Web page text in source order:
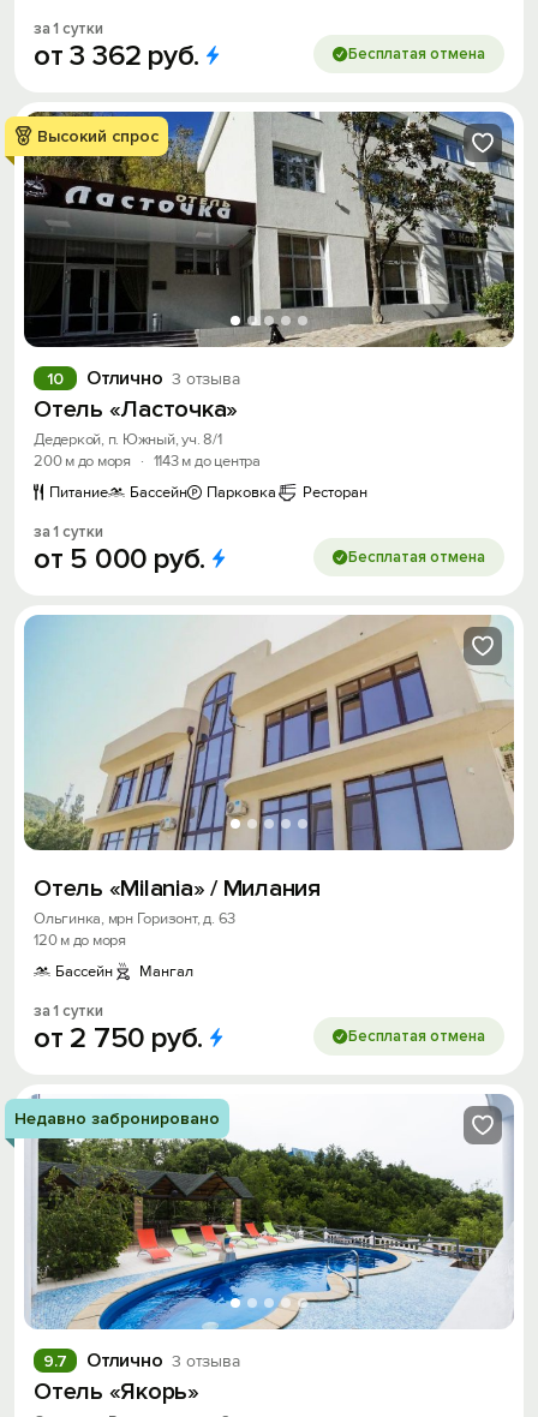
за 1 сутки
от3 362 руб. Бесплатая отмена
Высокий спрос
Отлично 3 отзыва
10
Отель «Ласточка»
Дедеркой, п. Южный, уч. 8/1
200 м до моря
· 1143 м до центра
Питание
Бассейн Парковка Ресторан
за 1 сутки
от 5 000 руб. Бесплатая отмена
Отель «Milania» / Милания
Ольгинка, мрн Горизонт, д. 63
120 м до моря
Бассейн
Мангал
за 1 сутки
от 2 750 руб. Бесплатая отмена
Недавно забронировано
Отлично 3 отзыва
9.7
Отель «Якорь»